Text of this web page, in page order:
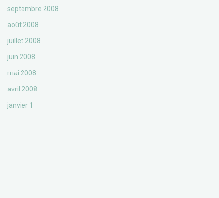
septembre 2008
août 2008
juillet 2008
juin 2008
mai 2008
avril 2008
janvier 1